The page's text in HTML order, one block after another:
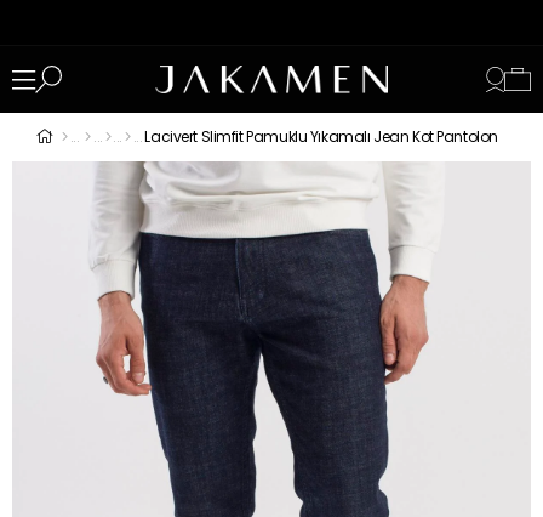
Lacivert Slimfit Pamuklu Yıkamalı Jean Kot Pantolon